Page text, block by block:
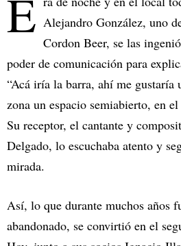
E Alejandro González, uno
Cordon Beer, se las
poder de comunicación para
“Acá iría la barra, ahí me gustaría
zona un espacio semiabierto, en
Su receptor, el cantante y
Delgado, lo escuchaba atento y
mirada.
Así, lo que durante muchos años
abandonado, se convirtió en el